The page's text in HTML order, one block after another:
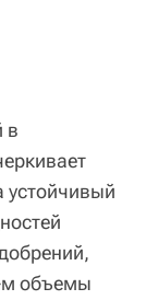
в
устойчивый
м объемы